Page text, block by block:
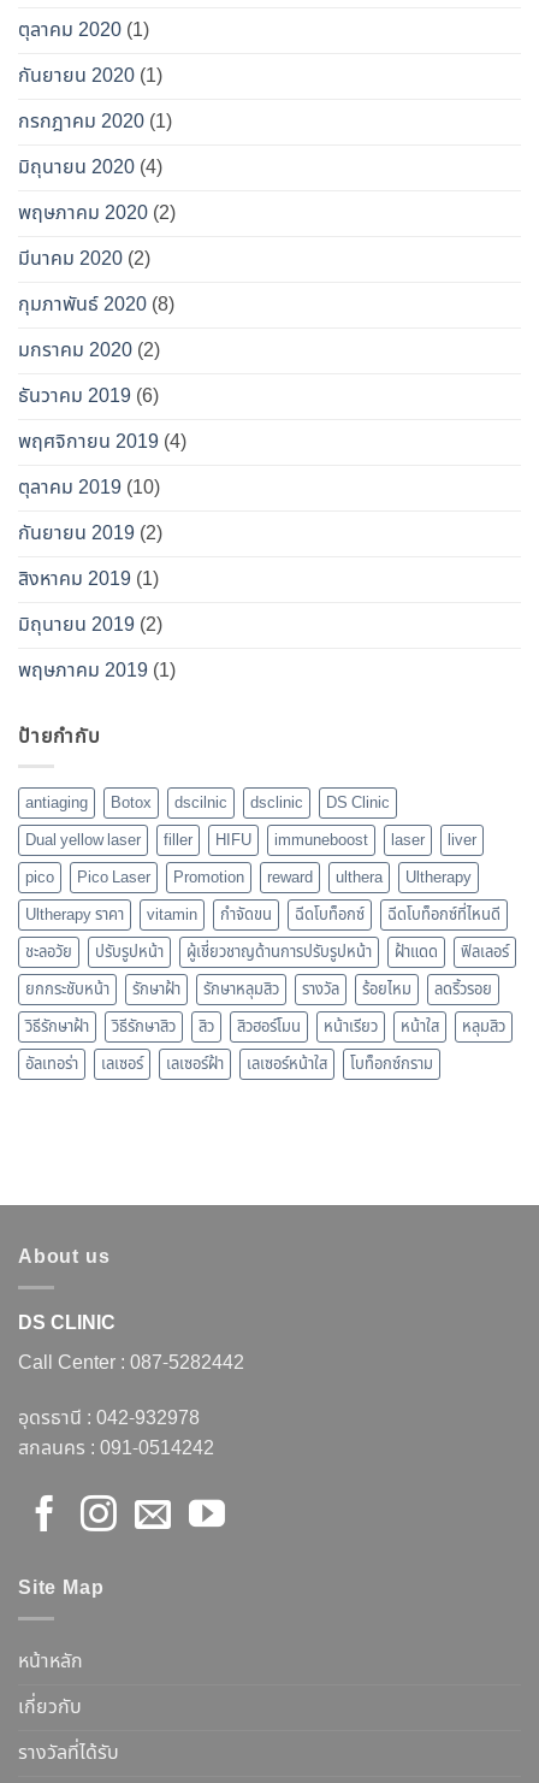
ตุลาคม 2020 (1)
กันยายน 2020 (1)
กรกฎาคม 2020 (1)
มิถุนายน 2020 (4)
พฤษภาคม 2020 (2)
มีนาคม 2020 (2)
กุมภาพันธ์ 2020 (8)
มกราคม 2020 (2)
ธันวาคม 2019 (6)
พฤศจิกายน 2019 (4)
ตุลาคม 2019 (10)
กันยายน 2019 (2)
สิงหาคม 2019 (1)
มิถุนายน 2019 (2)
พฤษภาคม 2019 (1)
ป้ายกำกับ
antiaging Botox dscilnic dsclinic
DS Clinic
Dual yellow laser
filler HIFU immuneboost laser
liver
pico
Pico Laser Promotion reward ulthera
Ultherapy
Ultherapy ราคา
vitamin กำจัดขน ฉีดโบท็อกซ์
ฉีดโบท็อกซ์ที่ไหนดี
ชะลอวัย
ปรับรูปหน้า ผู้เชี่ยวชาญด้านการปรับรูปหน้า ฝ้าแดด
ฟิลเลอร์
ยกกระชับหน้า
รักษาฝ้า รักษาหลุมสิว รางวัล ร้อยไหม
ลดริ้วรอย
วิธีรักษาฝ้า
วิธีรักษาสิว สิว สิวฮอร์โมน หน้าเรียว หน้าใส
หลุมสิว
อัลเทอร่า
เลเซอร์ เลเซอร์ฝ้า เลเซอร์หน้าใส โบท็อกซ์กราม
About us
DS CLINIC
Call Center : 087-5282442
อุดรธานี : 042-932978
สกลนคร : 091-0514242
Site Map
หน้าหลัก
เกี่ยวกับ
รางวัลที่ได้รับ